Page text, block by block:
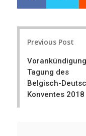
r
e
e
Previous Post
Vorankündigung
Tagung des
Belgisch-
Konventes 2018